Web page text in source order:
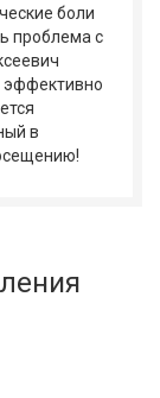
боли
проблема с
эффективно
в